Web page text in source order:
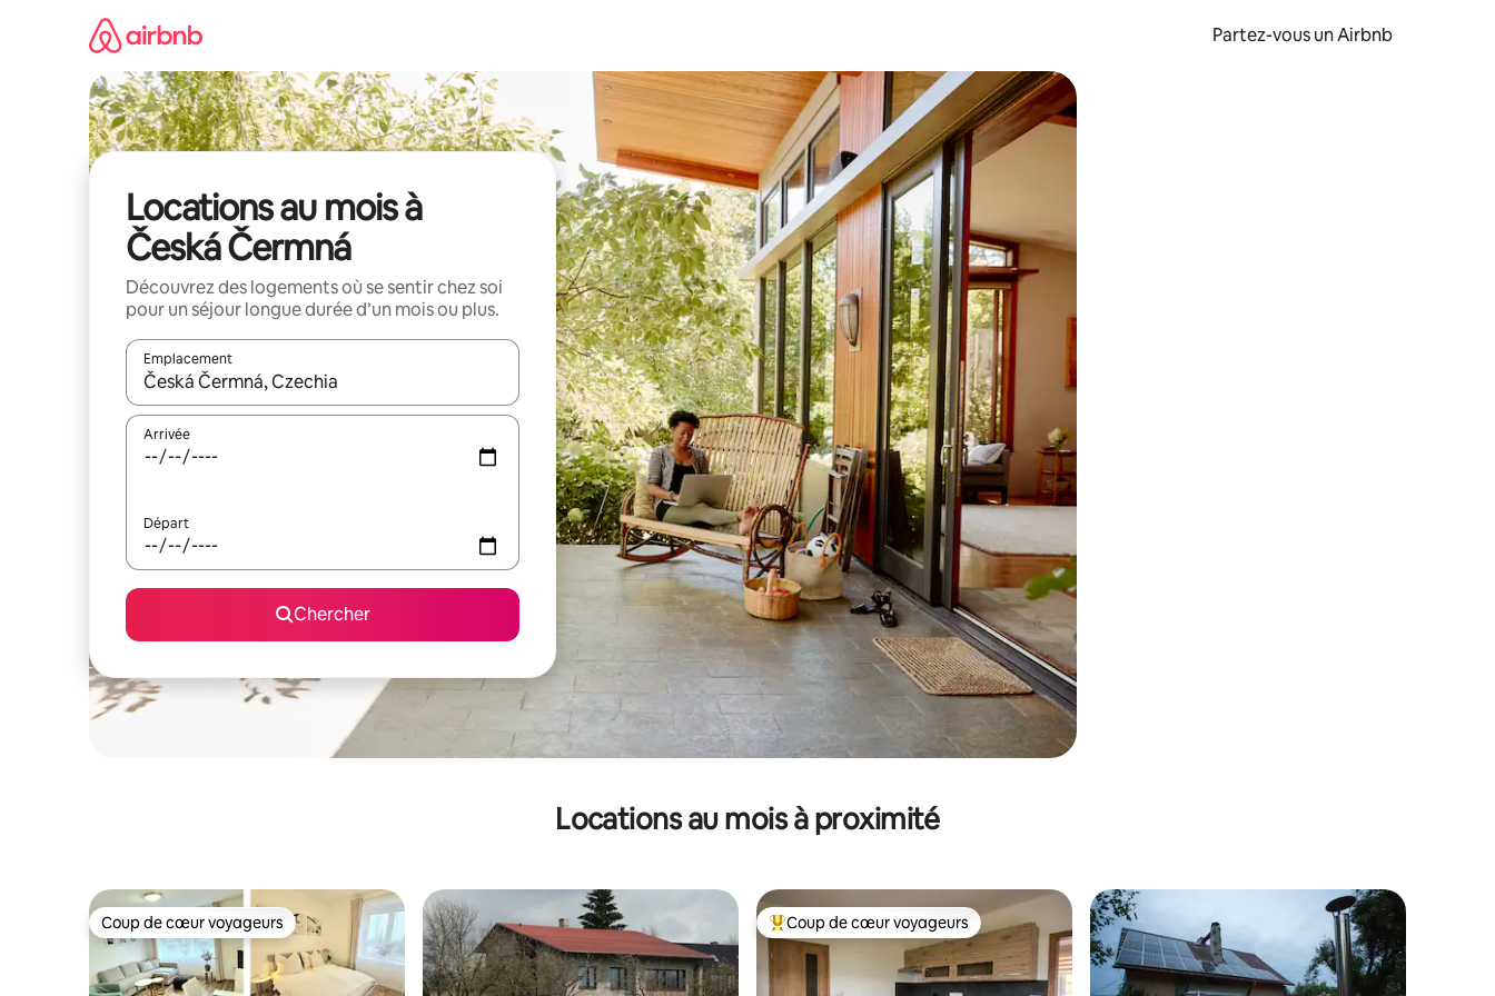
Partez-vous un Airbnb
Locations au mois à
Česká Čermná
Découvrez des logements où se sentir chez soi
pour un séjour longue durée d’un mois ou plus.
Emplacement
Quand les résultats sont affichés, parcourez-les en utilisant les flèches vers le haut et vers le bas, ou en appuyant dessus et en les faisant glisser.
Arrivée
Départ
Chercher
Locations au mois à proximité
Coup de cœur voyageurs
Coup de cœur voyageurs Coup de cœur voyageurs parmi les plus aimés
Coup de cœur voyageurs